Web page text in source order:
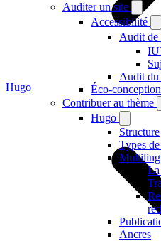
Auditer un site
Accessibilité
Audit de
Audit du
Éco-conception
Contribuer au thème
Hugo
Structure
Types
Ancres
Hugo